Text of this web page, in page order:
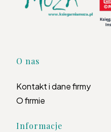
Linki w stopce
O nas
Kontakt i dane firmy
O firmie
Informacje